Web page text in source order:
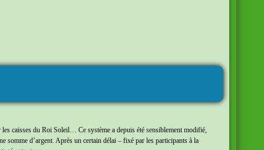
caisses du Roi Soleil… Ce système a depuis été sensiblement modifié,
somme d’argent. Après un certain délai – fixé par les participants à la